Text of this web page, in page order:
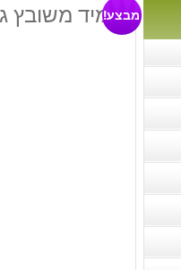
צמיד משובץמבצע!